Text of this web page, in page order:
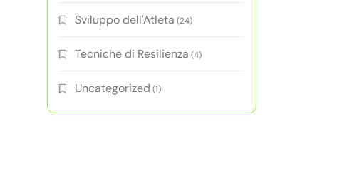
Sviluppo dell'Atleta (24)
Tecniche di Resilienza (4)
Uncategorized (1)